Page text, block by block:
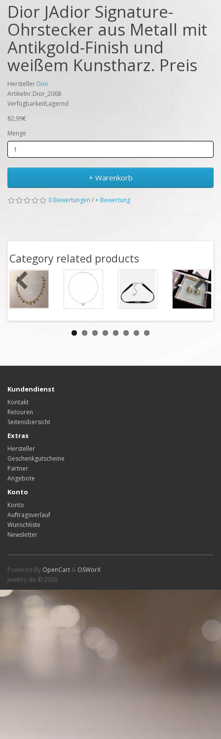
Dior JAdior Signature-
Ohrstecker aus Metall mit
Antikgold-Finish und
weißem Kunstharz. Preis
Hersteller Dior
Artikelnr.Dior_2068
VerfügbarkeitLagernd
82,99€
Menge
+ Warenkorb
0 Bewertungen /+ Bewertung
Category related products
Kundendienst
Kontakt
Retouren
Seitenübersicht
Extras
Hersteller
Geschenkgutscheine
Partner
Angebote
Konto
Konto
Auftragsverlauf
Wunschliste
Newsletter
Powered By OpenCart & OSWorX
Jewelry de © 2026